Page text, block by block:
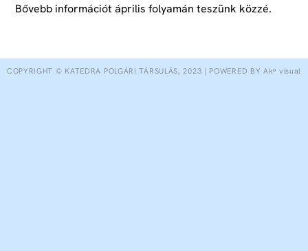
Bővebb információt április folyamán teszünk közzé.
COPYRIGHT © KATEDRA POLGÁRI TÁRSULÁS, 2023 | POWERED BY Akᵒ visual